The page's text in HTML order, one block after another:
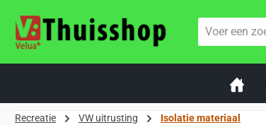
de hoofdinhoud
Ga naar de zoekopdracht
Ga naar de hoofdnavigatie
Recreatie VW uitrusting Isolatie materiaal